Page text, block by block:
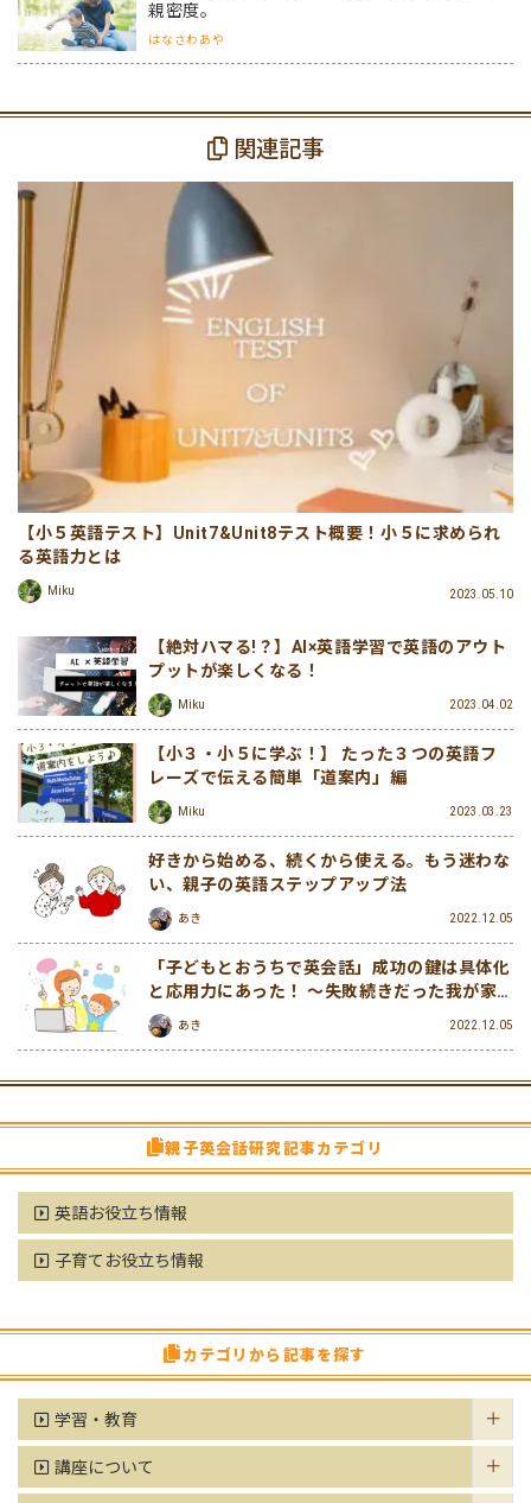
親密度。
はなさわあや
関連記事
【小５英語テスト】Unit7&Unit8テスト概要！小５に求められ
る英語力とは
Miku 2023.05.10
【絶対ハマる!？】AI×英語学習で英語のアウト
プットが楽しくなる！
Miku 2023.04.02
【小３・小５に学ぶ！】 たった３つの英語フ
レーズで伝える簡単「道案内」編
Miku 2023.03.23
好きから始める、続くから使える。もう迷わな
い、親子の英語ステップアップ法
あき 2022.12.05
「子どもとおうちで英会話」成功の鍵は具体化
と応用力にあった！ 〜失敗続きだった我が家
のおうち英会話継続への道〜
あき 2022.12.05
親子英会話研究記事カテゴリ
英語お役立ち情報
子育てお役立ち情報
カテゴリから記事を探す
学習・教育
講座について